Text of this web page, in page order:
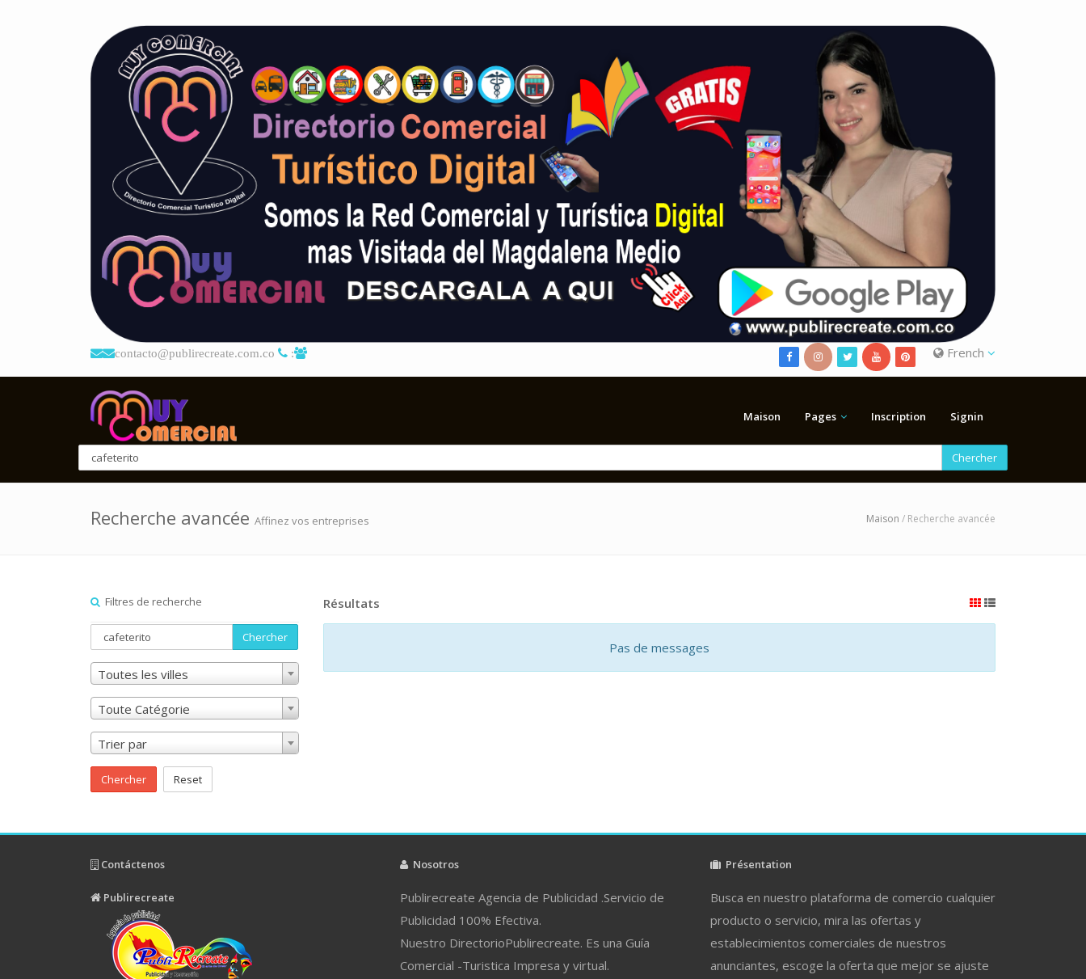
contacto@publirecreate.com.co : French
Maison Pages Inscription Signin
Chercher
Recherche avancée Affinez vos entreprises Maison / Recherche avancée
Filtres de recherche
Chercher
Toutes les villes
Toute Catégorie
Trier par
Chercher Reset
Résultats
Pas de messages
Contáctenos
Publirecreate
Nosotros
Publirecreate Agencia de Publicidad .Servicio de
Publicidad 100% Efectiva.
Nuestro DirectorioPublirecreate. Es una Guía
Comercial -Turistica Impresa y virtual.
Présentation
Busca en nuestro plataforma de comercio cualquier
producto o servicio, mira las ofertas y
establecimientos comerciales de nuestros
anunciantes, escoge la oferta que mejor se ajuste